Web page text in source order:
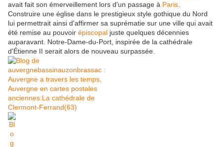
avait fait son émerveillement lors d'un passage à Paris.
Construire une église dans le prestigieux style gothique du Nord
lui permettrait ainsi d'affirmer sa suprématie sur une ville qui avait
été remise au pouvoir épiscopal juste quelques décennies
auparavant. Notre-Dame-du-Port, inspirée de la cathédrale
d'Étienne II serait alors de nouveau surpassée.